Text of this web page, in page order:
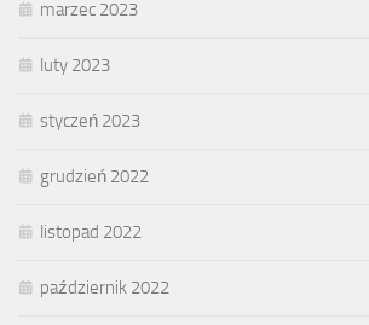
marzec 2023
luty 2023
styczeń 2023
grudzień 2022
listopad 2022
październik 2022